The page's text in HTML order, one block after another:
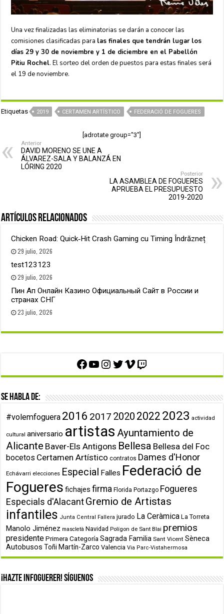
Una vez finalizadas las eliminatorias se darán a conocer las
comisiones clasificadas para las finales que tendrán lugar los
días 29 y 30 de noviembre y 1 de diciembre en el Pabellón
Pitiu Rochel. El sorteo del orden de puestos para estas finales será
el 19 de noviembre.
Etiquetas 2019 CERTAMEN ARTÍSTICO FEDERACIÓ DE FOGUERES
[adrotate group="3"]
Anterior
DAVID MORENO SE UNE A
ÁLVAREZ-SALA Y BALANZÁ EN
LÓRING 2020
Posterior
LA ASAMBLEA DE FOGUERES
APRUEBA EL PRESUPUESTO
2019-2020
Artículos relacionados
Chicken Road: Quick‑Hit Crash Gaming cu Timing Îndrăzneț
29 julio, 2026
test123123
29 julio, 2026
Пин Ап Онлайн Казино Официальный Сайт в России и
странах СНГ
23 julio, 2026
Facebook
YouTube
Instagram
Twitter
Vimeo
Twitch
Se habla de:
#volemfoguera 2016 2017 2020 2022 2023 actividad
cultural aniversario artistas Ayuntamiento de
Alicante Baver-Els Antigons Bellesa Bellesa del Foc
bocetos Certamen Artístico contratos Dames d'Honor
Echávarri elecciones Especial Falles Federació de
Fogueres fichajes firma Florida Portazgo Fogueres
Especials d'AlacantGremio de Artistas
infantiles Junta Central Fallera jurado La Ceràmica La Torreta
Manolo Jiménez mascletà Navidad Polígon de Sant Blai premios
presidente Primera Categoría Sagrada Familia Sant Vicent Sèneca
Autobusos Toñi Martín-Zarco Valencia Via Parc-Vistahermosa
¡Hazte infoguerer! Síguenos